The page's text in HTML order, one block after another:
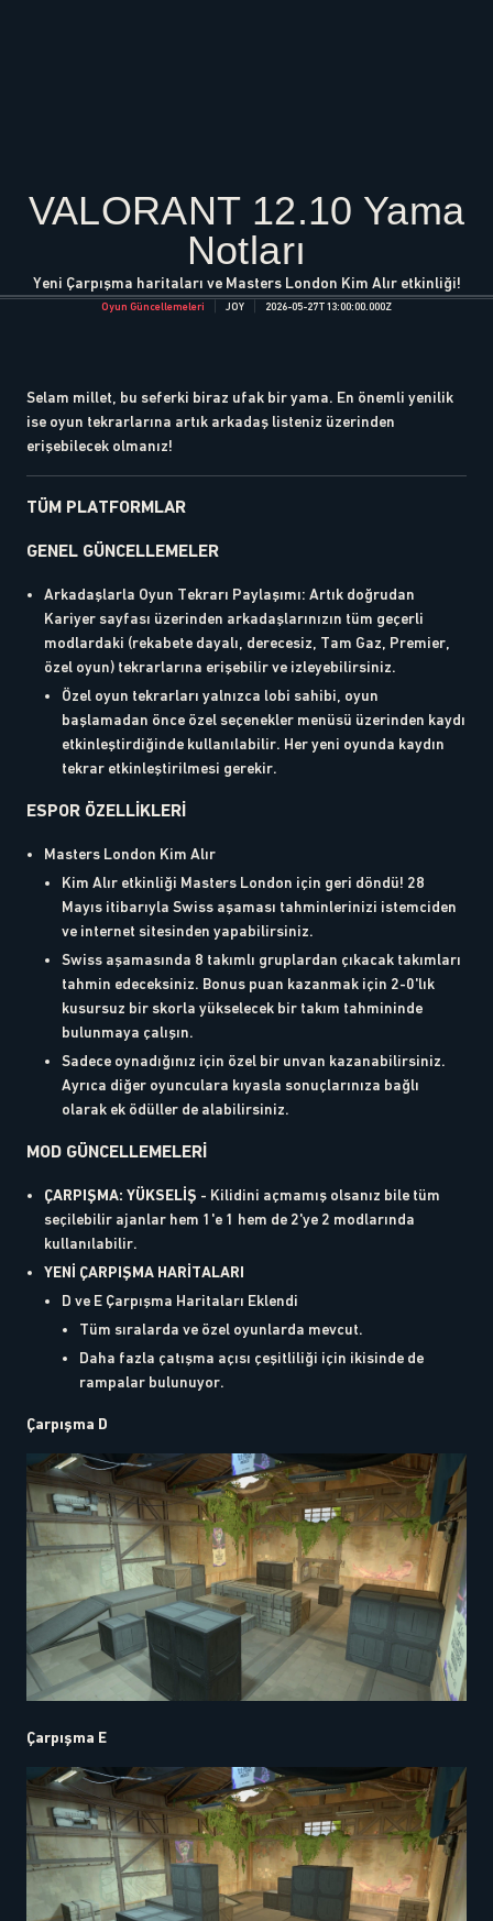
VALORANT 12.10 Yama
Notları
Yeni Çarpışma haritaları ve Masters London Kim Alır etkinliği!
Oyun Güncellemeleri JOY 2026-05-27T13:00:00.000Z
Selam millet, bu seferki biraz ufak bir yama. En önemli yenilik
ise oyun tekrarlarına artık arkadaş listeniz üzerinden
erişebilecek olmanız!
TÜM PLATFORMLAR
GENEL GÜNCELLEMELER
Arkadaşlarla Oyun Tekrarı Paylaşımı: Artık doğrudan
Kariyer sayfası üzerinden arkadaşlarınızın tüm geçerli
modlardaki (rekabete dayalı, derecesiz, Tam Gaz, Premier,
özel oyun) tekrarlarına erişebilir ve izleyebilirsiniz.
Özel oyun tekrarları yalnızca lobi sahibi, oyun
başlamadan önce özel seçenekler menüsü üzerinden kaydı
etkinleştirdiğinde kullanılabilir. Her yeni oyunda kaydın
tekrar etkinleştirilmesi gerekir.
ESPOR ÖZELLİKLERİ
Masters London Kim Alır
Kim Alır etkinliği Masters London için geri döndü! 28
Mayıs itibarıyla Swiss aşaması tahminlerinizi istemciden
ve internet sitesinden yapabilirsiniz.
Swiss aşamasında 8 takımlı gruplardan çıkacak takımları
tahmin edeceksiniz. Bonus puan kazanmak için 2-0'lık
kusursuz bir skorla yükselecek bir takım tahmininde
bulunmaya çalışın.
Sadece oynadığınız için özel bir unvan kazanabilirsiniz.
Ayrıca diğer oyunculara kıyasla sonuçlarınıza bağlı
olarak ek ödüller de alabilirsiniz.
MOD GÜNCELLEMELERİ
ÇARPIŞMA: YÜKSELİŞ - Kilidini açmamış olsanız bile tüm
seçilebilir ajanlar hem 1'e 1 hem de 2'ye 2 modlarında
kullanılabilir.
YENİ ÇARPIŞMA HARİTALARI
D ve E Çarpışma Haritaları Eklendi
Tüm sıralarda ve özel oyunlarda mevcut.
Daha fazla çatışma açısı çeşitliliği için ikisinde de
rampalar bulunuyor.
Çarpışma D
Çarpışma E